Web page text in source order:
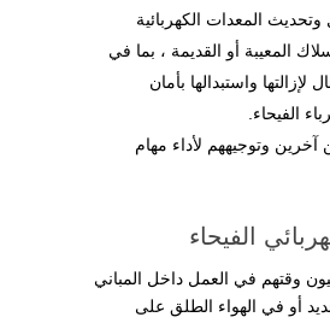
وتحديث المعدات الكهربائية
المعيبة أو القديمة ، بما في
واستبدالها بأمان
الفيحاء.
آخرين وتوجيههم لأداء مهام
الفيحاء
وقتهم في العمل داخل المباني
أو في الهواء الطلق على